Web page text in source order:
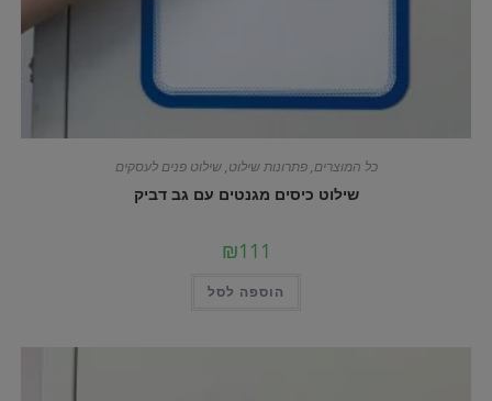
כל המוצרים,פתרונות שילוט,שילוט פנים לעסקים
שילוט כיסים מגנטים עם גב דביק
₪111
הוספה לסל